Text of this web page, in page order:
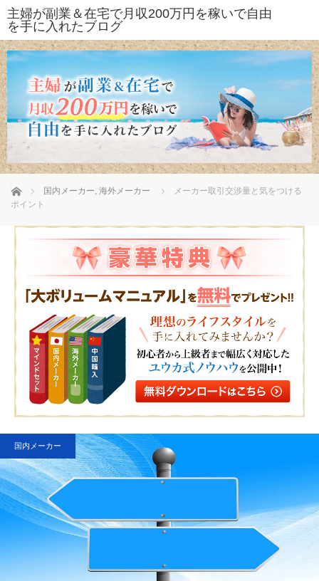
ホーム 国内メーカー, 海外メーカー
メーカー取引交渉量と気をつける
ポイント
国内メーカー